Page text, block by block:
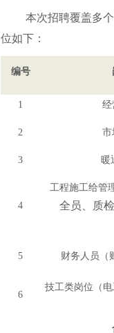
本次招聘覆盖多
位如下：
编号
1 经
2 市
3 暖
4
工程施工给管
全员、质
5 财务 人员 （
6
技工类岗位（